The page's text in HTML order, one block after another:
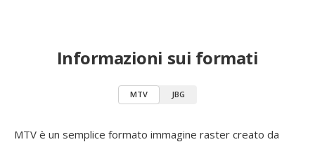
Informazioni sui formati
MTV JBG
MTV è un semplice formato immagine raster creato da